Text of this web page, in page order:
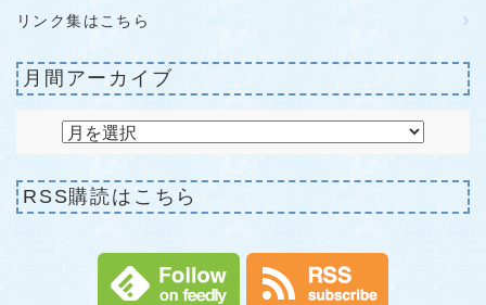
リンク集はこちら
月間アーカイブ
RSS購読はこちら